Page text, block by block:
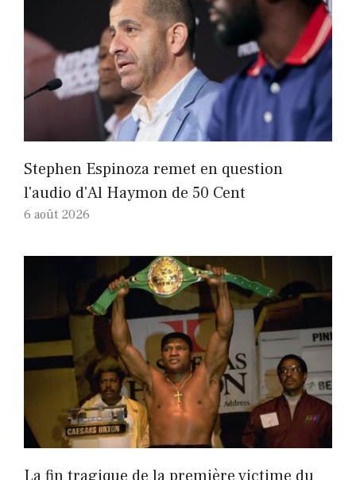
Stephen Espinoza remet en question
l'audio d'Al Haymon de 50 Cent
6 août 2026